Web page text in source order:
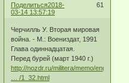
Поделиться 61
2018-
03-14 13:57:19
Черчилль У. Вторая мировая
война. - М.: Воениздат, 1991
Глава одиннадцатая.
Перед бурей (март 1940 г.)
http://nozdr.ru/militera/memo/english/c
… /1_32.html